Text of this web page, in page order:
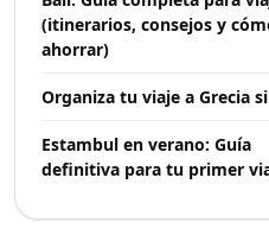
(itinerarios, consejos y
ahorrar)
Organiza tu viaje a Grecia
Estambul en verano: Guía
definitiva para tu primer